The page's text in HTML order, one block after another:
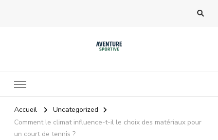
Accueil
Uncategorized
Comment le climat influence-t-il le choix des matériaux pour
un court de tennis ?